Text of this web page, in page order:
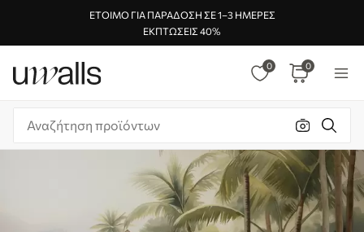
ΈΤΟΙΜΟ ΓΙΑ ΠΑΡΆΔΟΣΗ ΣΕ 1–3 ΗΜΈΡΕΣ
ΕΚΠΤΏΣΕΙΣ 40%
0 0